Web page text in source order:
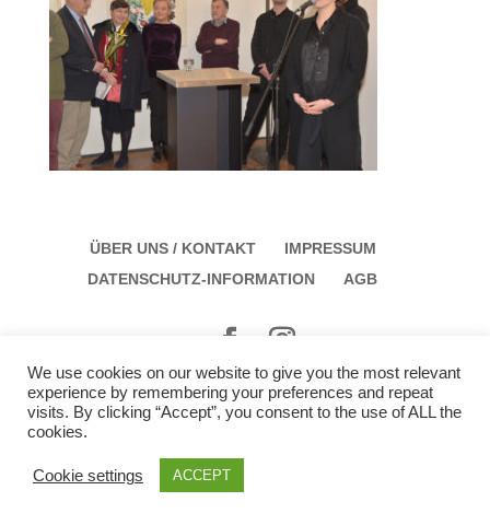
ÜBER UNS / KONTAKT
IMPRESSUM
DATENSCHUTZ-INFORMATION
AGB
Galerie Schloss Parz Kunstzentrum OG
Öffungszeiten: Sonntag: 14:00 bis 17:00 Montag:
We use cookies on our website to give you the most relevant
experience by remembering your preferences and repeat
visits. By clicking “Accept”, you consent to the use of ALL the
cookies.
Cookie settings ACCEPT